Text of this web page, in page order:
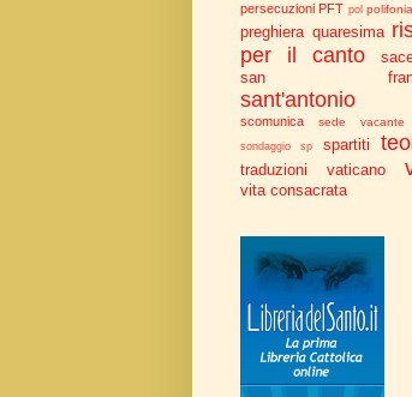
persecuzioni PFT pol polifonia
preghiera quaresima
per il canto
san
sant'antonio
scomunica sede vacante
sondaggio sp spartiti
traduzioni vaticano
vita consacrata